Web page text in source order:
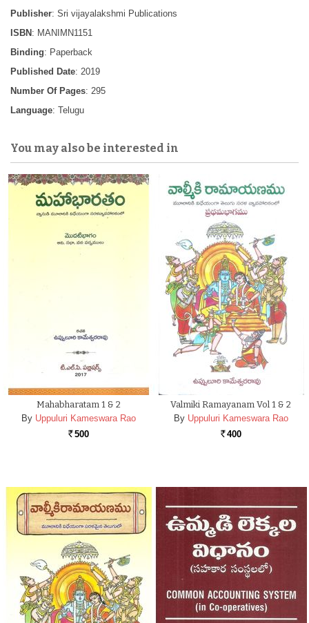
Publisher: Sri vijayalakshmi Publications
ISBN : MANIMN1151
Binding: Paperback
Published Date: 2019
Number Of Pages: 295
Language: Telugu
You may also be interested in
Mahabharatam 1 & 2
By Uppuluri Kameswara Rao
Rs. 500
Valmiki Ramayanam Vol 1 & 2
By Uppuluri Kameswara Rao
Rs. 400